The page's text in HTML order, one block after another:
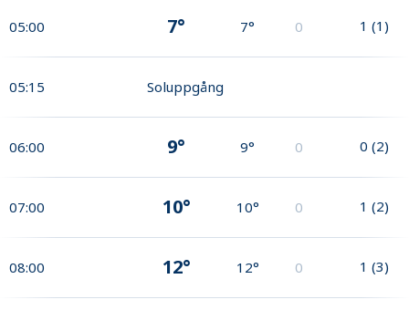
05:00 7° 7° 0 1 (1)
05:15 Soluppgång
06:00 9° 9° 0 0 (2)
07:00 10° 10° 0 1 (2)
08:00 12° 12° 0 1 (3)